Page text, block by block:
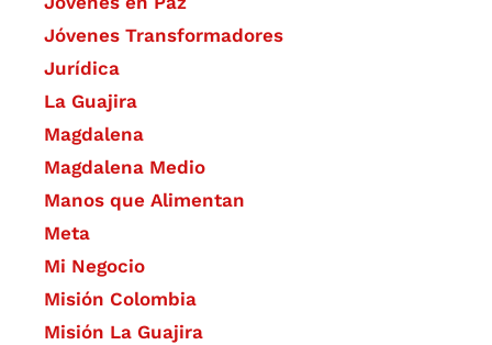
Jóvenes Transformadores
Jurídica
La Guajira
Magdalena
Magdalena Medio
Manos que Alimentan
Meta
Mi Negocio
Misión Colombia
Misión La Guajira